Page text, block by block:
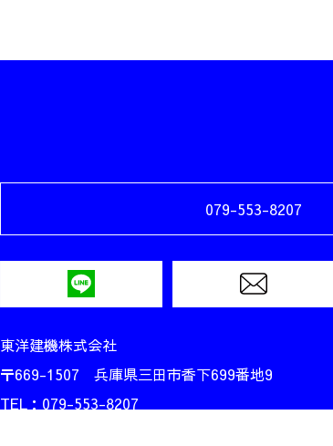
079-553-8207
東洋建機株式会社
〒669-1507 兵庫県三田市香下699番地9
TEL：079-553-8207